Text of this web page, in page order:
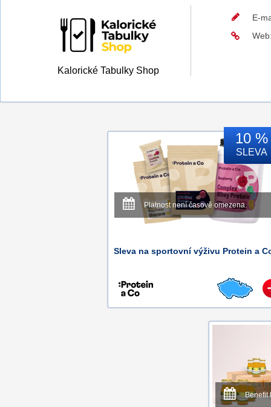
Kalorické Tabulky Shop
E-
10 %
SLEVA
Platnost není časově omezena.
Sleva na sportovní výživu Protein a
Benefit